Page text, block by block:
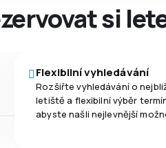
si
Flexibilní vyhledávání
Rozšiřte vyhledávání o
letiště a flexibilní výběr
abyste našli nejlevnější